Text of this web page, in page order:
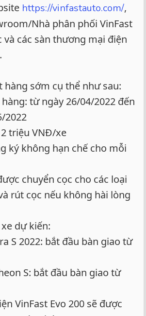
https://vinfastauto.com/,
Nhà phân phối VinFast
các sàn thương mại điện
hàng sớm cụ thể như sau:
từ ngày 26/04/2022 đến
2022
triệu VNĐ/xe
ký không hạn chế cho mỗi
chuyển cọc cho các loại
rút cọc nếu không hài lòng
dự kiến:
S 2022: bắt đầu bàn giao từ
S: bắt đầu bàn giao từ
VinFast Evo 200 sẽ được